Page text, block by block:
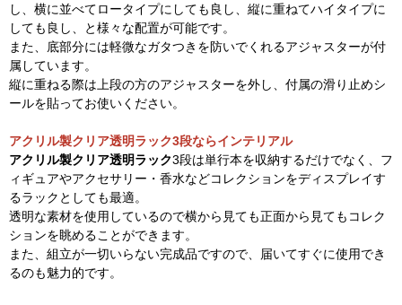
し、横に並べてロータイプにしても良し、縦に重ねてハイタイプに
しても良し、と様々な配置が可能です。
また、底部分には軽微なガタつきを防いでくれるアジャスターが付
属しています。
縦に重ねる際は上段の方のアジャスターを外し、付属の滑り止めシ
ールを貼ってお使いください。
アクリル製クリア透明ラック3段ならインテリアル
アクリル製クリア透明ラック3段は単行本を収納するだけでなく、フ
ィギュアやアクセサリー・香水などコレクションをディスプレイす
るラックとしても最適。
透明な素材を使用しているので横から見ても正面から見てもコレク
ションを眺めることができます。
また、組立が一切いらない完成品ですので、届いてすぐに使用でき
るのも魅力的です。